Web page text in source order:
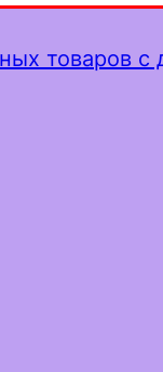
товаров с